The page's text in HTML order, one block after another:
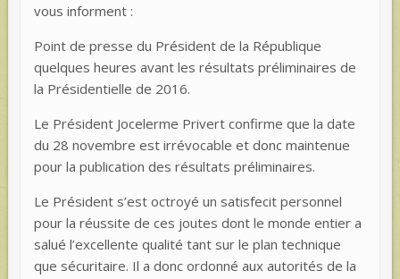
vous informent :
Point de presse du Président de la République
quelques heures avant les résultats préliminaires de
la Présidentielle de 2016.
Le Président Jocelerme Privert confirme que la date
du 28 novembre est irrévocable et donc maintenue
pour la publication des résultats préliminaires.
Le Président s’est octroyé un satisfecit personnel
pour la réussite de ces joutes dont le monde entier a
salué l’excellente qualité tant sur le plan technique
que sécuritaire. Il a donc ordonné aux autorités de la